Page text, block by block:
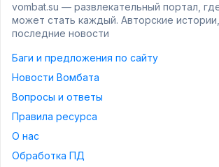
vombat.su — развлекательный портал,
может стать каждый. Авторские
последние новости
Баги и предложения по сайту
Новости Вомбата
Вопросы и ответы
Правила ресурса
О нас
Обработка ПД